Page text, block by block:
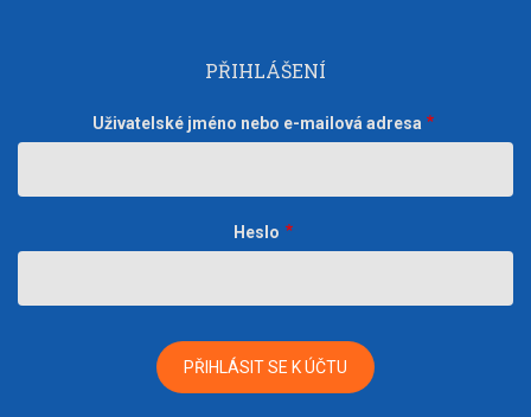
PŘIHLÁŠENÍ
Uživatelské jméno nebo e-mailová adresa
Heslo